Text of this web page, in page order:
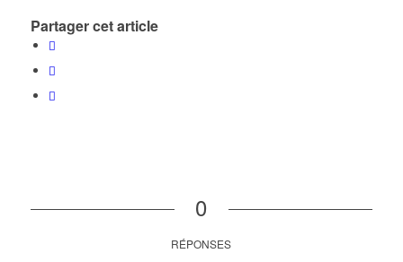
Partager cet article
0
RÉPONSES